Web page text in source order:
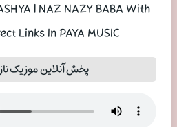
| NAZ NAZY BABA With
Links In PAYA MUSIC
پخش آنلاین موزیک ناز